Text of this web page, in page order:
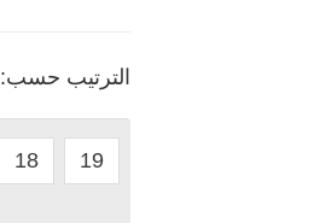
الترتيب حسب:
18 19